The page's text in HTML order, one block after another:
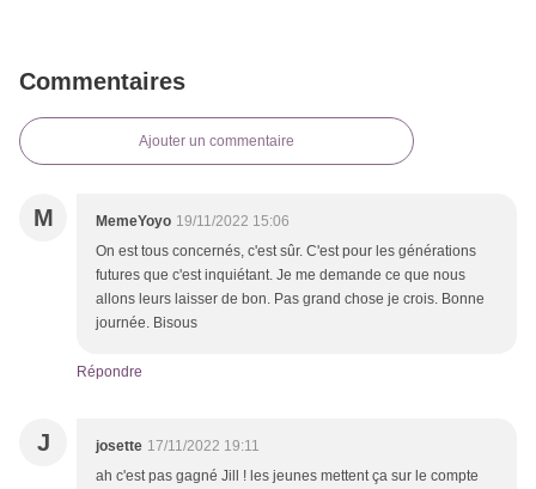
Commentaires
Ajouter un commentaire
M MemeYoyo 19/11/2022 15:06
On est tous concernés, c'est sûr. C'est pour les générations
futures que c'est inquiétant. Je me demande ce que nous
allons leurs laisser de bon. Pas grand chose je crois. Bonne
journée. Bisous
Répondre
J josette 17/11/2022 19:11
ah c'est pas gagné Jill ! les jeunes mettent ça sur le compte